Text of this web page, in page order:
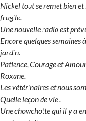
Nickel tout se remet bien
fragile.
Une nouvelle radio est
Encore quelques semaines
jardin.
Patience, Courage et
Roxane.
Les vétérinaires et nous
Quelle leçon de vie .
Une chowchotte qui il y a